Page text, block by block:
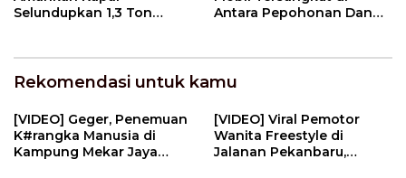
Selundupkan 1,3 Ton
Antara Pepohonan Dan
Rekomendasi untuk kamu
[VIDEO] Geger, Penemuan
K#rangka Manusia di
Kampung Mekar Jaya
[VIDEO] Viral Pemotor
Wanita Freestyle di
Jalanan Pekanbaru,